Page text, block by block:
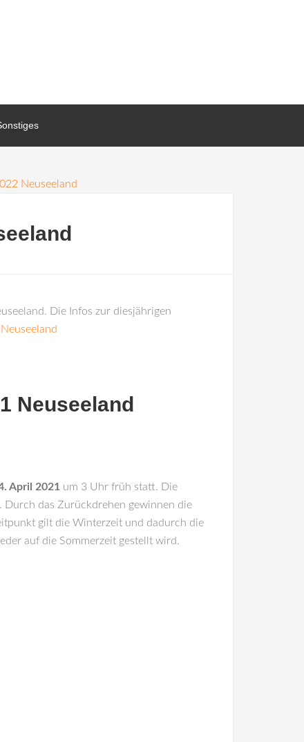
Neuseeland
Die Infos zur diesjährigen
Neuseeland
April 2021 um 3 Uhr früh statt. Die
Durch das Zurückdrehen gewinnen die
gilt die Winterzeit und dadurch die
auf die Sommerzeit gestellt wird.